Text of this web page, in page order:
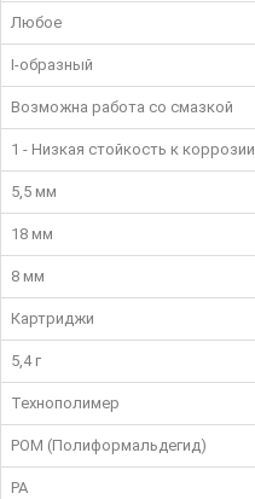
Любое
I-образный
Возможна работа со смазкой
1 - Низкая стойкость к коррозии
5,5 мм
18 мм
8 мм
Картриджи
5,4 г
Технополимер
POM (Полиформальдегид)
PA